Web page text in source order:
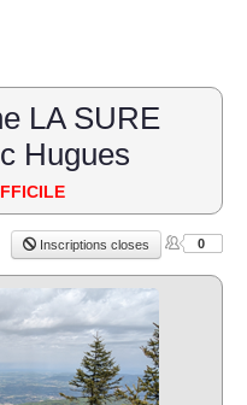
LA SURE
Hugues
Inscriptions closes 0